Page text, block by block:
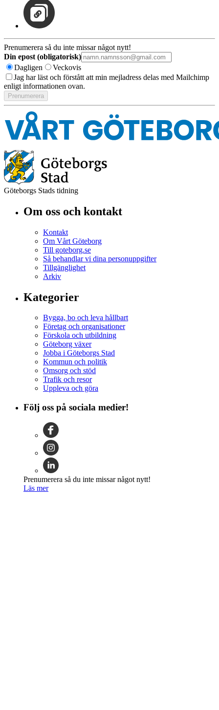
Prenumerera så du inte missar något nytt!
Din epost (obligatorisk)
Dagligen
Veckovis
Jag har läst och förstått att min mejladress delas med Mailchimp
enligt informationen ovan.
Göteborgs Stads tidning
Om oss och kontakt
Kontakt
Om Vårt Göteborg
Till goteborg.se
Så behandlar vi dina personuppgifter
Tillgänglighet
Arkiv
Kategorier
Bygga, bo och leva hållbart
Företag och organisationer
Förskola och utbildning
Göteborg växer
Jobba i Göteborgs Stad
Kommun och politik
Omsorg och stöd
Trafik och resor
Uppleva och göra
Följ oss på sociala medier!
Prenumerera så du inte missar något nytt!
Läs mer